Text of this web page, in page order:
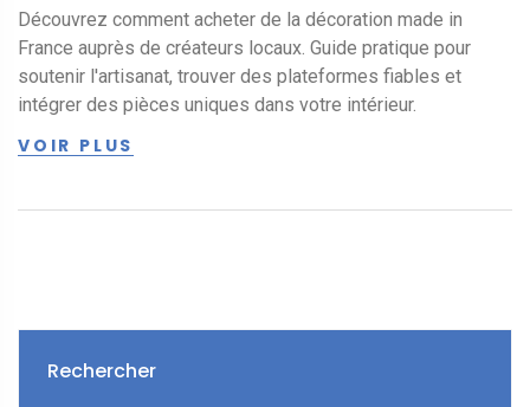
Découvrez comment acheter de la décoration made in
France auprès de créateurs locaux. Guide pratique pour
soutenir l'artisanat, trouver des plateformes fiables et
intégrer des pièces uniques dans votre intérieur.
VOIR PLUS
Rechercher